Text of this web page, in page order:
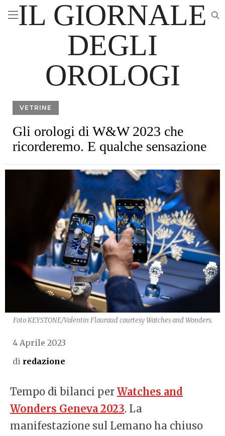
IL GIORNALE
DEGLI
OROLOGI
VETRINE
Gli orologi di W&W 2023 che
ricorderemo. E qualche sensazione
Foto KEYSTONE/Valentin Flauraud courtesy Watches and Wonders.
4 Aprile 2023
di redazione
Tempo di bilanci per Watches and
Wonders Geneva 2023. La
manifestazione sul Lemano ha chiuso